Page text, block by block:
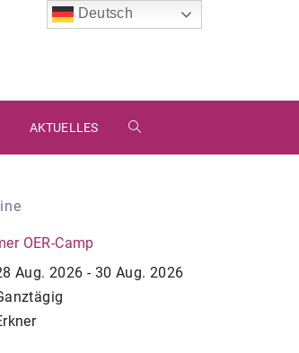
AKTUELLES WEBSITE-
OER-Camp
Aug. 2026 - 30 Aug. 2026
Deutsch